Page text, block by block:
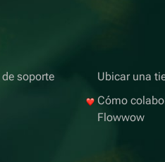
soporte
Ubicar una
Cómo
Flowwow